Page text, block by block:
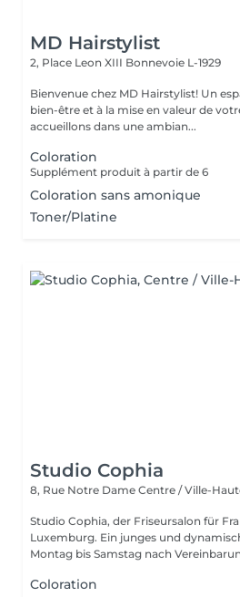
MD Hairstylist
2, Place Leon XIII Bonnevoie L-1929
Bienvenue chez MD Hairstylist! Un
bien-être et à la mise en valeur de votre style.
accueillons dans une ambian...
Coloration
Supplément produit à partir de 6
Coloration sans amonique
Toner/Platine
Studio Cophia
8, Rue Notre Dame Centre / Ville-
Studio Cophia, der Friseursalon für
Luxemburg. Ein junges und
Montag bis Samstag nach
Coloration